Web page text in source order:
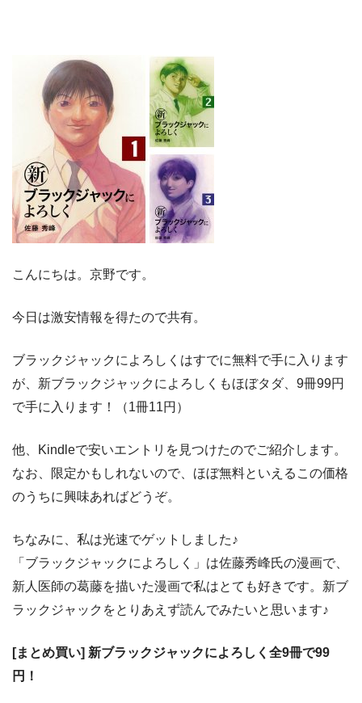
こんにちは。京野です。
今日は激安情報を得たので共有。
ブラックジャックによろしくはすでに無料で手に入ります
が、新ブラックジャックによろしくもほぼタダ、9冊99円
で手に入ります！（1冊11円）
他、Kindleで安いエントリを見つけたのでご紹介します。
なお、限定かもしれないので、ほぼ無料といえるこの価格
のうちに興味あればどうぞ。
ちなみに、私は光速でゲットしました♪
「ブラックジャックによろしく」は佐藤秀峰氏の漫画で、
新人医師の葛藤を描いた漫画で私はとても好きです。新ブ
ラックジャックをとりあえず読んでみたいと思います♪
[まとめ買い] 新ブラックジャックによろしく全9冊で99
円！